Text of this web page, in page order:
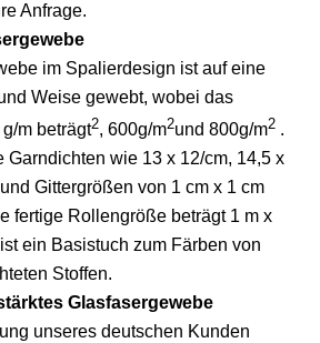
Anfrage.
im Spalierdesign ist auf eine
Weise gewebt, wobei das
m beträgt2, 600g/m2und 800g/m2 .
Garndichten wie 13 x 12/cm, 14,5 x
Gittergrößen von 1 cm x 1 cm
fertige Rollengröße beträgt 1 m x
ein Basistuch zum Färben von
Stoffen.
Glasfasergewebe
unseres deutschen Kunden